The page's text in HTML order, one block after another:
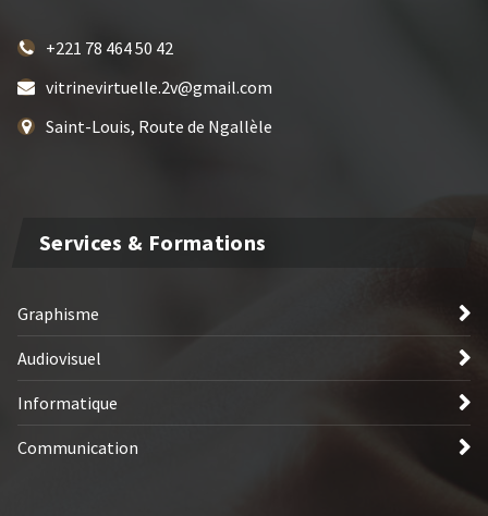
+221 78 464 50 42
vitrinevirtuelle.2v@gmail.com
Saint-Louis, Route de Ngallèle
Services & Formations
Graphisme
Audiovisuel
Informatique
Communication